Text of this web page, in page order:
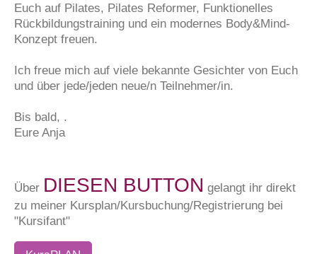
Euch auf Pilates, Pilates Reformer, Funktionelles
Rückbildungstraining und ein modernes Body&Mind-
Konzept freuen.
Ich freue mich auf viele bekannte Gesichter von Euch
und über jede/jeden neue/n Teilnehmer/in.
Bis bald, .
Eure Anja
Über DIESEN BUTTON gelangt ihr direkt
zu meiner Kursplan/Kursbuchung/Registrierung bei
"Kursifant"